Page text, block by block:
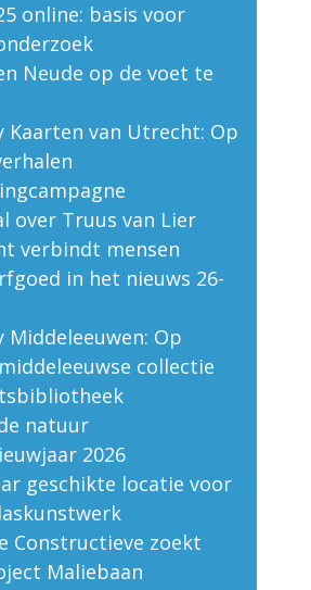
online: basis voor
Neude op de voet te
Kaarten van Utrecht: Op
over Truus van Lier
verbindt mensen
in het nieuws 26-
Middeleeuwen: Op
collectie
natuur
2026
geschikte locatie voor
Constructieve zoekt
Maliebaan